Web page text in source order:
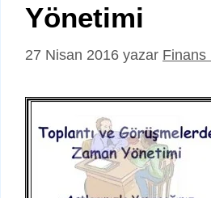
Yönetimi
27 Nisan 2016 yazar Finans